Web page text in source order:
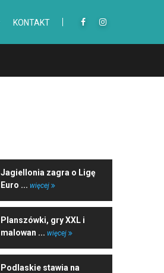
KONTAKT
Jagiellonia zagra o Ligę
Euro ... więcej
Planszówki, gry XXL i
malowan ... więcej
Podlaskie stawia na